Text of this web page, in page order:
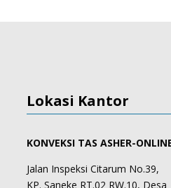
Lokasi Kantor
KONVEKSI TAS ASHER-
Jalan Inspeksi Citarum No.39,
KP. Saneke RT.02 RW.10, Desa